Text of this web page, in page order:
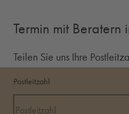
Termin mit
Teilen Sie uns Ihre
Postleitzahl